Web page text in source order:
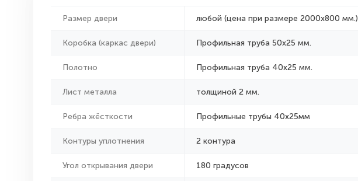
Размер двери любой (цена при размере 2000x800 мм.)
Коробка (каркас двери) Профильная труба 50х25 мм.
Полотно Профильная труба 40х25 мм.
Лист металла толщиной 2 мм.
Ребра жёсткости Профильные трубы 40х25мм
Контуры уплотнения 2 контура
Угол открывания двери 180 градусов